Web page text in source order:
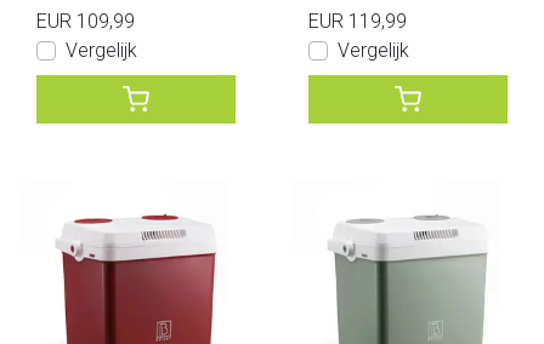
EUR 109,99
Vergelijk
EUR 119,99
Vergelijk